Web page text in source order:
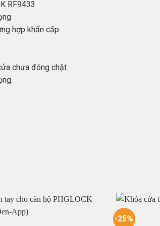
RF9433
hợp khẩn cấp.
chưa đóng chặt
-25%